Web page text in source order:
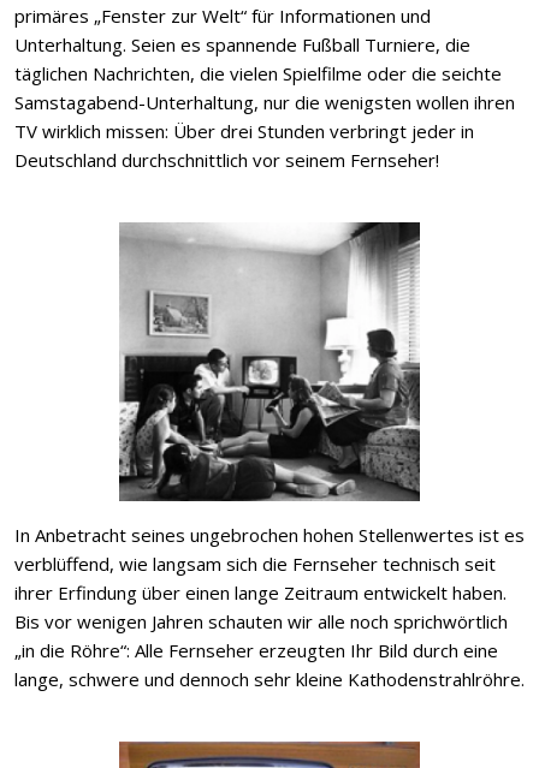
primäres „Fenster zur Welt“ für Informationen und
Unterhaltung. Seien es spannende Fußball Turniere, die
täglichen Nachrichten, die vielen Spielfilme oder die seichte
Samstagabend-Unterhaltung, nur die wenigsten wollen ihren
TV wirklich missen: Über drei Stunden verbringt jeder in
Deutschland durchschnittlich vor seinem Fernseher!
In Anbetracht seines ungebrochen hohen Stellenwertes ist es
verblüffend, wie langsam sich die Fernseher technisch seit
ihrer Erfindung über einen lange Zeitraum entwickelt haben.
Bis vor wenigen Jahren schauten wir alle noch sprichwörtlich
„in die Röhre“: Alle Fernseher erzeugten Ihr Bild durch eine
lange, schwere und dennoch sehr kleine Kathodenstrahlröhre.